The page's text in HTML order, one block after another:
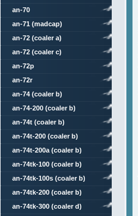
an-70
an-71 (madcap)
an-72 (coaler a)
an-72 (coaler c)
an-72p
an-72r
an-74 (coaler b)
an-74-200 (coaler b)
an-74t (coaler b)
an-74t-200 (coaler b)
an-74t-200a (coaler b)
an-74tk-100 (coaler b)
an-74tk-100s (coaler b)
an-74tk-200 (coaler b)
an-74tk-300 (coaler d)